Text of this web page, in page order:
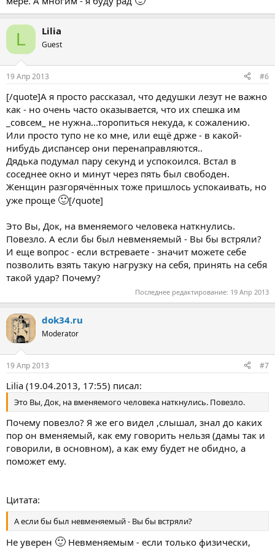
L Lilia
Guest
19 Апр 2013 #6
[/quote]А я просто рассказал, что дедушки лезут не важно
как - но очень часто оказывается, что их спешка им
_совсем_ не нужна...торопиться некуда, к сожалению.
Или просто тупо не ко мне, или ещё држе - в какой-
нибудь диспансер они перенаправляются..
Дядька подумал пару секунд и успокоился. Встал в
соседнее окно и минут через пять был свободен.
Женщин разгорячённых тоже пришлось успокаивать, но
уже проще 🙂[/quote]
Это Вы, Док, на вменяемого человека наткнулись.
Повезло. А если бы был невменяемый - Вы бы встряли?
И еще вопрос - если встреваете - значит можете себе
позволить взять такую нагрузку на себя, принять на себя
такой удар? Почему?
Последнее редактирование: 19 Апр 2013
dok34.ru
Moderator
19 Апр 2013 #7
Lilia (19.04.2013, 17:55) писал:
Это Вы, Док, на вменяемого человека наткнулись. Повезло.
Почему повезло? Я же его видел ,слышал, знал до каких
пор он вменяемый, как ему говорить нельзя (дамы так и
говорили, в основном), а как ему будет не обидно, а
поможет ему.
Цитата:
А если бы был невменяемый - Вы бы встряли?
Не уверен 🙂 Невменяемым - если только физически,